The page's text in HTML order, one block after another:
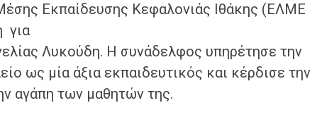
Εκπαίδευσης Κεφαλονιάς Ιθάκης (ΕΛΜΕ
για
Λυκούδη. Η συνάδελφος υπηρέτησε την
ως μία άξια εκπαιδευτικός και κέρδισε την
αγάπη των μαθητών της.